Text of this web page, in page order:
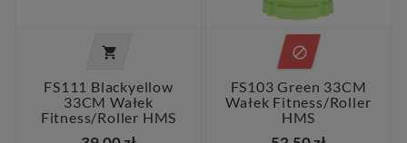

FS111 Blackyellow
33CM Wałek
Fitness/roller HMS

FS103 Green 33CM
Wałek Fitness/roller
HMS